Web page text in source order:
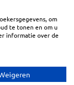
om
te tonen en om u
informatie over de